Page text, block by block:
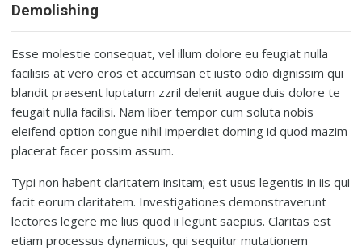
Demolishing
Esse molestie consequat, vel illum dolore eu feugiat nulla
facilisis at vero eros et accumsan et iusto odio dignissim qui
blandit praesent luptatum zzril delenit augue duis dolore te
feugait nulla facilisi. Nam liber tempor cum soluta nobis
eleifend option congue nihil imperdiet doming id quod mazim
placerat facer possim assum.
Typi non habent claritatem insitam; est usus legentis in iis qui
facit eorum claritatem. Investigationes demonstraverunt
lectores legere me lius quod ii legunt saepius. Claritas est
etiam processus dynamicus, qui sequitur mutationem